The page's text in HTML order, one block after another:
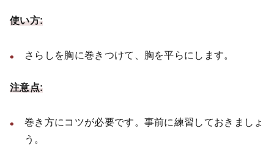
使い方:
さらしを胸に巻きつけて、胸を平らにします。
注意点:
巻き方にコツが必要です。事前に練習しておきましょ
う。